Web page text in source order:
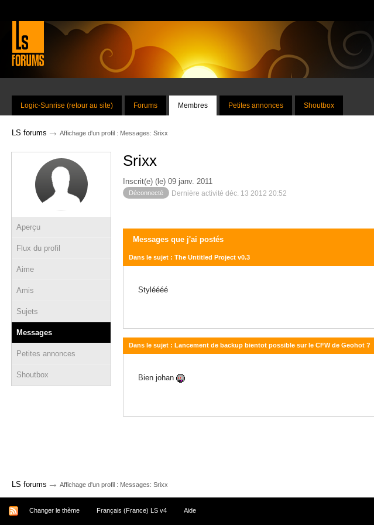
Logic-Sunrise (retour au site) Forums Membres Petites annonces Shoutbox
LS forums → Affichage d'un profil : Messages: Srixx
Aperçu
Flux du profil
Aime
Amis
Sujets
Messages
Petites annonces
Shoutbox
Srixx
Inscrit(e) (le) 09 janv. 2011
Déconnecté Dernière activité déc. 13 2012 20:52
Messages que j'ai postés
Dans le sujet : The Untitled Project v0.3
Styléééé
Dans le sujet : Lancement de backup bientot possible sur le CFW de Geohot ?
Bien johan
LS forums → Affichage d'un profil : Messages: Srixx
Changer le thème Français (France) LS v4 Aide